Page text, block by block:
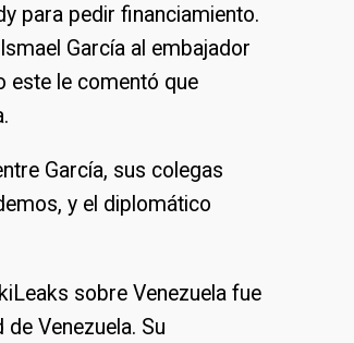
para pedir financiamiento.
García al embajador
este le comentó que
García, sus colegas
y el diplomático
sobre Venezuela fue
Venezuela. Su